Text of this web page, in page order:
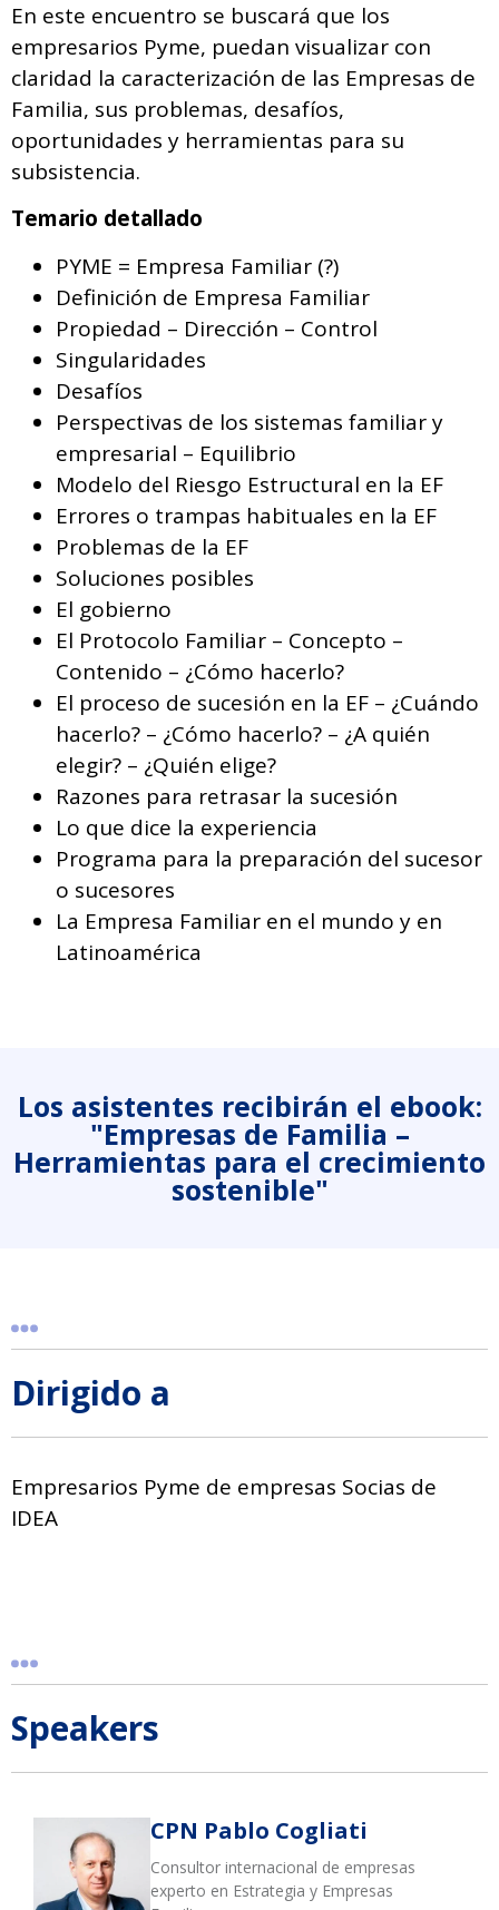
En este encuentro se buscará que los
empresarios Pyme, puedan visualizar con
claridad la caracterización de las Empresas de
Familia, sus problemas, desafíos,
oportunidades y herramientas para su
subsistencia.
Temario detallado
PYME = Empresa Familiar (?)
Definición de Empresa Familiar
Propiedad – Dirección – Control
Singularidades
Desafíos
Perspectivas de los sistemas familiar y
empresarial – Equilibrio
Modelo del Riesgo Estructural en la EF
Errores o trampas habituales en la EF
Problemas de la EF
Soluciones posibles
El gobierno
El Protocolo Familiar – Concepto –
Contenido – ¿Cómo hacerlo?
El proceso de sucesión en la EF – ¿Cuándo
hacerlo? – ¿Cómo hacerlo? – ¿A quién
elegir? – ¿Quién elige?
Razones para retrasar la sucesión
Lo que dice la experiencia
Programa para la preparación del sucesor
o sucesores
La Empresa Familiar en el mundo y en
Latinoamérica
Los asistentes recibirán el ebook:
"Empresas de Familia –
Herramientas para el crecimiento
sostenible"
Dirigido a
Empresarios Pyme de empresas Socias de
IDEA
Speakers
CPN Pablo Cogliati
Consultor internacional de empresas
experto en Estrategia y Empresas